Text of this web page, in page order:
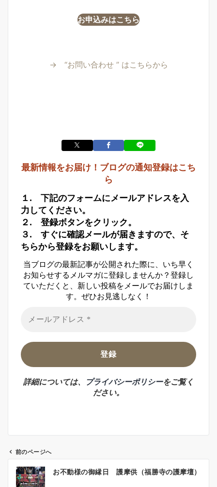
お申込みはこちら
→ “お問い合わせ ” はこちらから
最新情報をお届け！ブログの通知登録はこち
ら
１. 下記のフォームにメールアドレスを入
力してください。
２. 登録ボタンをクリック。
３. すぐに確認メールが届きますので、そ
ちらから登録をお願いします。
当ブログの最新記事が公開された際に、いち早く
お知らせするメルマガに登録しませんか？登録し
ていただくと、新しい投稿をメールでお届けしま
す。ぜひお見逃しなく！
詳細については、 プライバシーポリシーをご覧く
ださい。
前のページへ
お不動様の御縁日 護摩供（福勝寺の護摩壇）